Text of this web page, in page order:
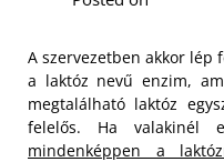
A szervezetben akkor lép
a laktóz nevű enzim,
megtalálható laktóz
felelős. Ha
mindenképpen a